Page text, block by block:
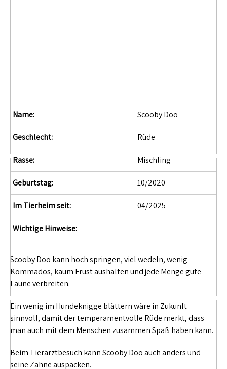
Name: Scooby Doo
Geschlecht: Rüde
Rasse: Mischling
Geburtstag: 10/2020
Im Tierheim seit: 04/2025
Wichtige Hinweise:
Scooby Doo kann hoch springen, viel wedeln, wenig
Kommados, kaum Frust aushalten und jede Menge gute
Laune verbreiten.
Ein wenig im Hundeknigge blättern wäre in Zukunft
sinnvoll, damit der temperamentvolle Rüde merkt, dass
man auch mit dem Menschen zusammen Spaß haben kann.
Beim Tierarztbesuch kann Scooby Doo auch anders und
seine Zähne auspacken.